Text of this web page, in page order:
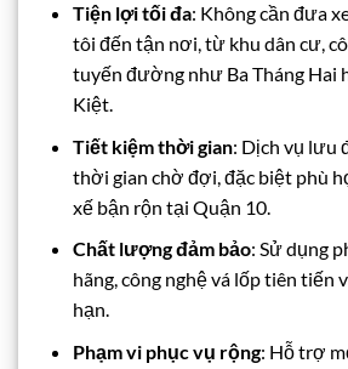
Tiện lợi tối đa: Không cần đưa
tôi đến tận nơi, từ khu dân cư,
tuyến đường như Ba Tháng Hai
Kiệt.
Tiết kiệm thời gian: Dịch vụ lưu
thời gian chờ đợi, đặc biệt phù
xế bận rộn tại Quận 10.
Chất lượng đảm bảo: Sử dụng
hãng, công nghệ vá lốp tiên tiến
hạn.
Phạm vi phục vụ rộng: Hỗ trợ